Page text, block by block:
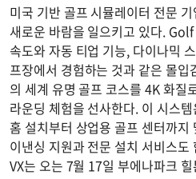
미국 기반 골프 시뮬레이터 전문
새로운 바람을 일으키고 있다.
속도와 자동 티업 기능, 다이나믹
프장에서 경험하는 것과 같은 몰
의 세계 유명 골프 코스를 4K 화질
라운딩 체험을 선사한다. 이 시스
홈 설치부터 상업용 골프 센터까
이낸싱 지원과 전문 설치 서비스
VX는 오는 7월 17일 부에나파크